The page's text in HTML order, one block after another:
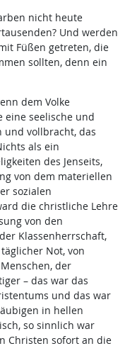
nicht heute
Und werden
Füßen getreten, die
sollten, denn ein
dem Volke
eine seelische und
und vollbracht, das
als ein
des Jenseits,
von dem materiellen
sozialen
die christliche Lehre
von den
Klassenherrschaft,
Not, von
der
– das war das
und das war
in hellen
so sinnlich war
Christen sofort an die